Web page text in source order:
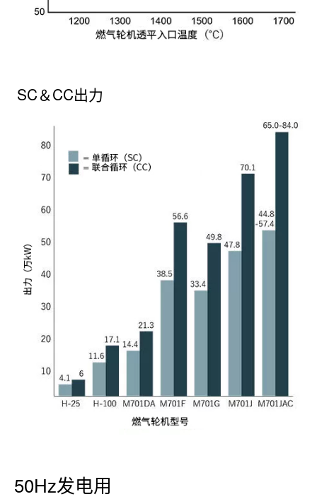
SC＆CC出力
50Hz发电用